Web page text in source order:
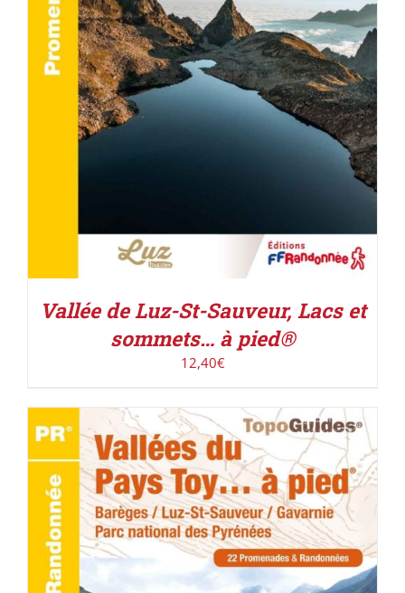
ACHETER LE PRODUIT /
Vallée de Luz-St-Sauveur, Lacs et
sommets… à pied®
12,40€